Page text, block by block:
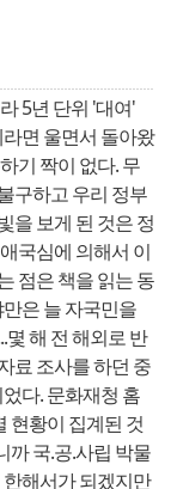
5년 단위 '대여'
면 울면서 돌아왔
기 짝이 없다. 무
구하고 우리 정부
을 보게 된 것은 정
국심에 의해서 이
점은 책을 읽는 동
은 늘 자국민을
해 전 해외로 반
료 조사를 하던 중
다. 문화재청 홈
현황이 집계된 것
까 국.공.사립 박물
해서가 되겠지만